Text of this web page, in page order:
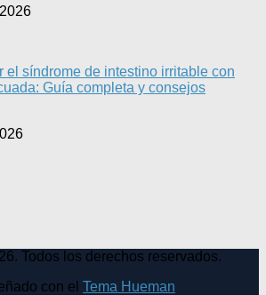
el síndrome de intestino irritable con
Guía completa y consejos
Todos los derechos reservados.
con el Tema Hueman